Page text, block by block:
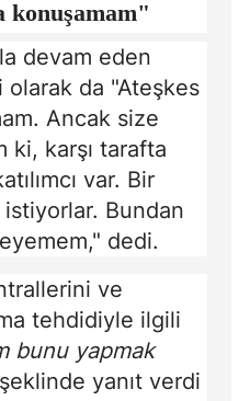
konuşamam"
devam eden
da "Ateşkes
Ancak size
ki, karşı tarafta
var. Bir
Bundan
dedi.
ve
tehdidiyle ilgili
bunu yapmak
yanıt verdi